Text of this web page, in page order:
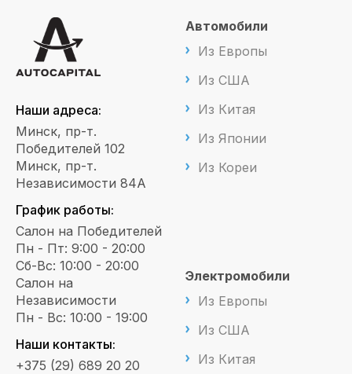
Наши адреса:
Минск, пр-т.
Победителей 102
Минск, пр-т.
Независимости 84А
График работы:
Салон на Победителей
Пн - Пт: 9:00 - 20:00
Сб-Вс: 10:00 - 20:00
Салон на
Независимости
Пн - Вс: 10:00 - 19:00
Наши контакты:
+375 (29) 689 20 20
Автомобили
Из Европы
Из США
Из Китая
Из Японии
Из Кореи
Электромобили
Из Европы
Из США
Из Китая